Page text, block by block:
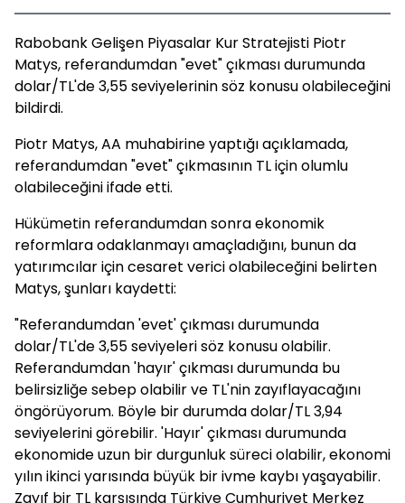
Rabobank Gelişen Piyasalar Kur Stratejisti Piotr
Matys, referandumdan "evet" çıkması durumunda
dolar/TL'de 3,55 seviyelerinin söz konusu olabileceğini
bildirdi.
Piotr Matys, AA muhabirine yaptığı açıklamada,
referandumdan "evet" çıkmasının TL için olumlu
olabileceğini ifade etti.
Hükümetin referandumdan sonra ekonomik
reformlara odaklanmayı amaçladığını, bunun da
yatırımcılar için cesaret verici olabileceğini belirten
Matys, şunları kaydetti:
"Referandumdan 'evet' çıkması durumunda
dolar/TL'de 3,55 seviyeleri söz konusu olabilir.
Referandumdan 'hayır' çıkması durumunda bu
belirsizliğe sebep olabilir ve TL'nin zayıflayacağını
öngörüyorum. Böyle bir durumda dolar/TL 3,94
seviyelerini görebilir. 'Hayır' çıkması durumunda
ekonomide uzun bir durgunluk süreci olabilir, ekonomi
yılın ikinci yarısında büyük bir ivme kaybı yaşayabilir.
Zayıf bir TL karşısında Türkiye Cumhuriyet Merkez